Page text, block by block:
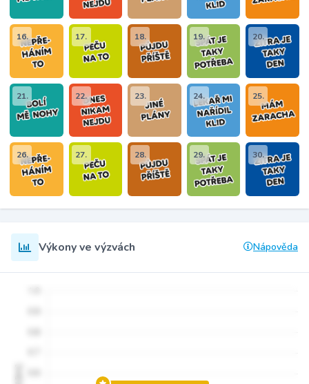
16. 17. 18. 19. 20.
21. 22. 23. 24. 25.
26. 27. 28. 29. 30.
Výkony ve výzvách Nápověda